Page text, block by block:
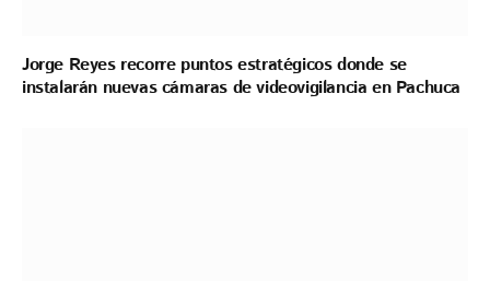
Jorge Reyes recorre puntos estratégicos donde se
instalarán nuevas cámaras de videovigilancia en Pachuca